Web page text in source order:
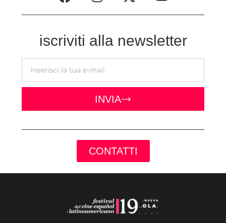
iscriviti alla newsletter
INVIA
CONTATTI